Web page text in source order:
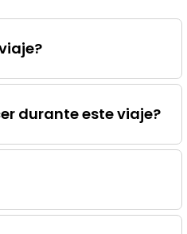
durante este viaje?